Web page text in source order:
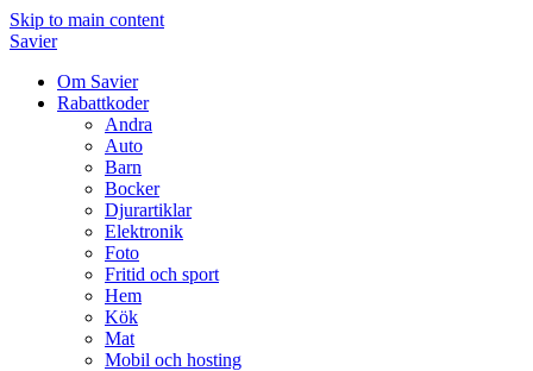
Skip to main content
Savier
Om Savier
Rabattkoder
Andra
Auto
Barn
Bocker
Djurartiklar
Elektronik
Foto
Fritid och sport
Hem
Kök
Mat
Mobil och hosting